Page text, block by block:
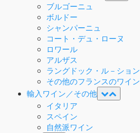
ブルゴーニュ
ボルドー
シャンパーニュ
コート・デュ・ローヌ
ロワール
アルザス
ラングドック・ル－ション
その他のフランスのワイン
輸入ワイン／その他
イタリア
スペイン
自然派ワイン